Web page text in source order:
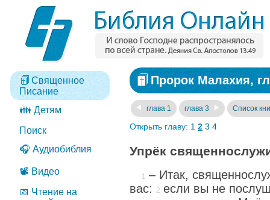
Священное
Писание
👪 Детям
Поиск
🎧 Аудиобиблия
📽️ Видео
📅 Чтение на
Пророк Малахия,
глава 1 глава 3 Список
Открыть главу: 1 2 3 4
Упрёк
– Итак,
вас:
если вы не